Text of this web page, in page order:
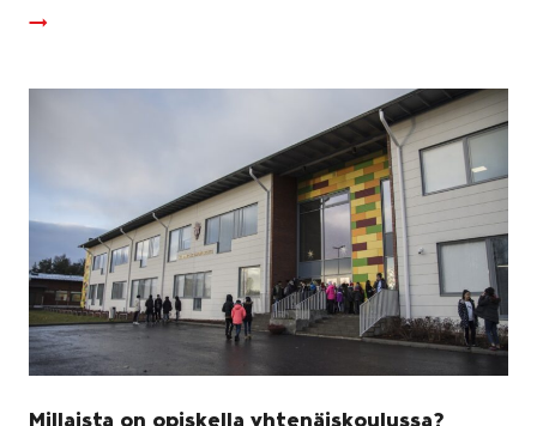
Millaista on opiskella yhtenäiskoulussa?